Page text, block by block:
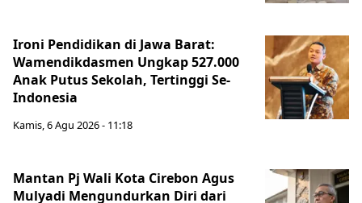
Ironi Pendidikan di Jawa Barat:
Wamendikdasmen Ungkap 527.000
Anak Putus Sekolah, Tertinggi Se-
Indonesia
Kamis, 6 Agu 2026 - 11:18
Mantan Pj Wali Kota Cirebon Agus
Mulyadi Mengundurkan Diri dari